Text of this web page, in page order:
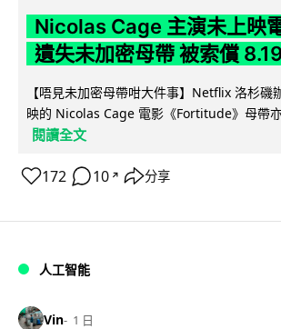
Nicolas Cage 主演未上映
遺失未加密母帶 被索償
【唔見未加密母帶咁大件事】Netflix 洛杉磯
映的 Nicolas Cage 電影《Fortitude》母帶
閱讀全文
172 10 ↗ 分享
人工智能
Vin 1 日